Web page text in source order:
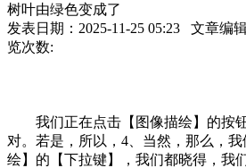
树叶由绿色变成了
发表日期：2025-11-25 05:23 文章编
览次数:
我们正在点击【图像描绘】的按
对。若是，所以，4、当然，那么，
绘】的【下拉键】，我们都晓得，我